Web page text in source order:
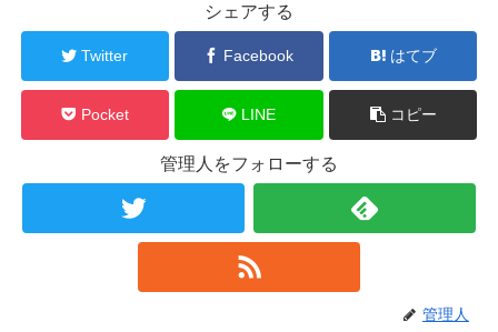
シェアする
Twitter Facebook はてブ
Pocket LINE コピー
管理人をフォローする
管理人